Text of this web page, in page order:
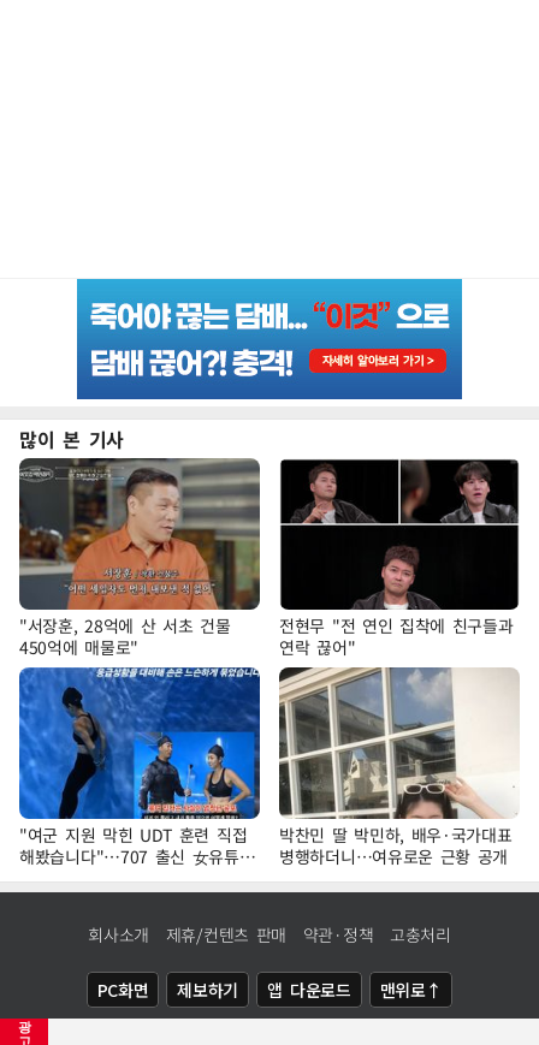
광
고
많이 본 기사
"서장훈, 28억에 산 서초 건물
450억에 매물로"
전현무 "전 연인 집착에 친구들과
연락 끊어"
"여군 지원 막힌 UDT 훈련 직접
해봤습니다"…707 출신 女유튜버
'완벽 소화'
박찬민 딸 박민하, 배우·국가대표
병행하더니…여유로운 근황 공개
회사소개 제휴/컨텐츠 판매 약관·정책 고충처리
PC화면 제보하기 앱 다운로드 맨위로↑